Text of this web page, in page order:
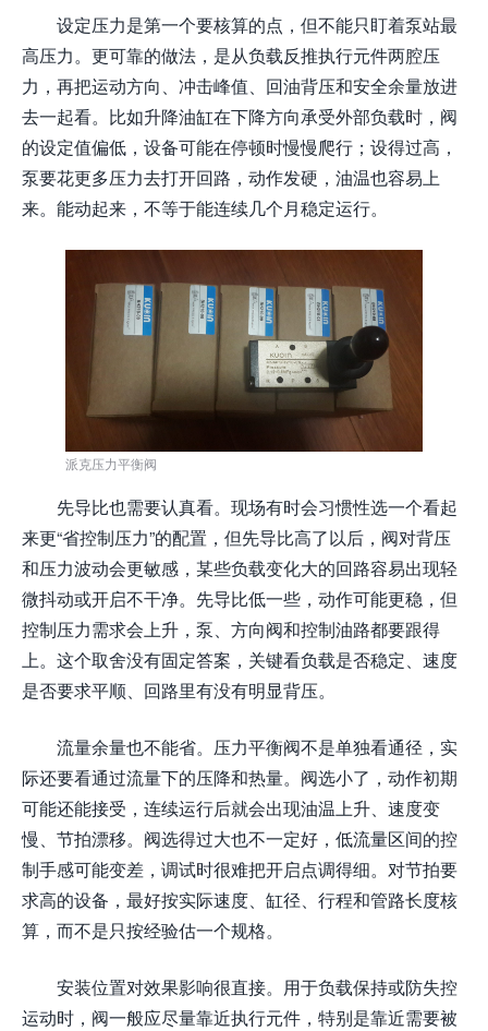
设定压力是第一个要核算的点，但不能只盯着泵站最
高压力。更可靠的做法，是从负载反推执行元件两腔压
力，再把运动方向、冲击峰值、回油背压和安全余量放进
去一起看。比如升降油缸在下降方向承受外部负载时，阀
的设定值偏低，设备可能在停顿时慢慢爬行；设得过高，
泵要花更多压力去打开回路，动作发硬，油温也容易上
来。能动起来，不等于能连续几个月稳定运行。
派克压力平衡阀
先导比也需要认真看。现场有时会习惯性选一个看起
来更“省控制压力”的配置，但先导比高了以后，阀对背压
和压力波动会更敏感，某些负载变化大的回路容易出现轻
微抖动或开启不干净。先导比低一些，动作可能更稳，但
控制压力需求会上升，泵、方向阀和控制油路都要跟得
上。这个取舍没有固定答案，关键看负载是否稳定、速度
是否要求平顺、回路里有没有明显背压。
流量余量也不能省。压力平衡阀不是单独看通径，实
际还要看通过流量下的压降和热量。阀选小了，动作初期
可能还能接受，连续运行后就会出现油温上升、速度变
慢、节拍漂移。阀选得过大也不一定好，低流量区间的控
制手感可能变差，调试时很难把开启点调得细。对节拍要
求高的设备，最好按实际速度、缸径、行程和管路长度核
算，而不是只按经验估一个规格。
安装位置对效果影响很直接。用于负载保持或防失控
运动时，阀一般应尽量靠近执行元件，特别是靠近需要被